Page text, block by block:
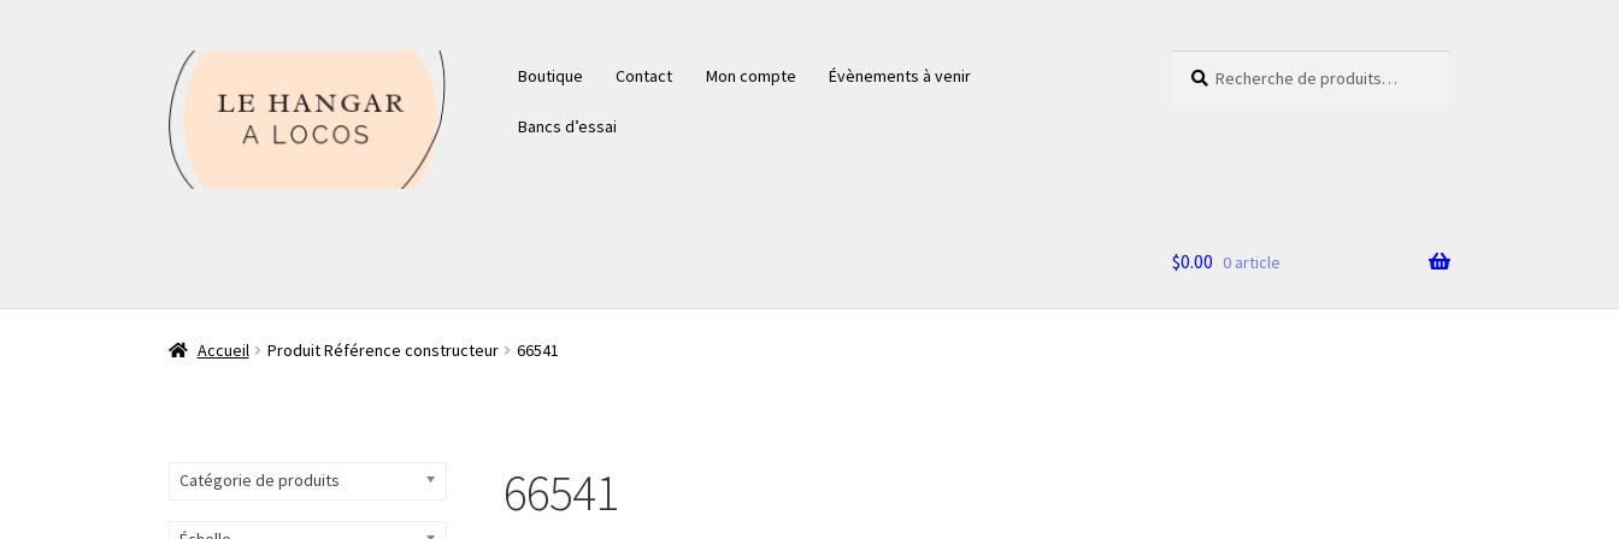
Aller
à
la
navigation
Aller
au
contenu
Boutique Contact Mon compte Évènements à venir
Bancs d’essai
pour :
$0.00 0 article
Accueil Produit Référence constructeur 66541
66541
Catégorie de produits